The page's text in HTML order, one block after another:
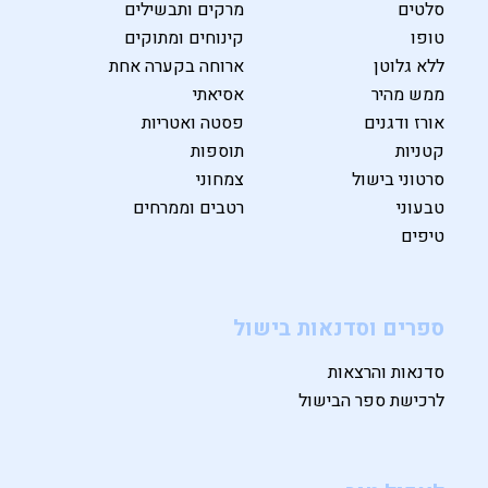
סלטים
מרקים ותבשילים
טופו
קינוחים ומתוקים
ללא גלוטן
ארוחה בקערה אחת
ממש מהיר
אסיאתי
אורז ודגנים
פסטה ואטריות
קטניות
תוספות
סרטוני בישול
צמחוני
טבעוני
רטבים וממרחים
טיפים
ספרים וסדנאות בישול
סדנאות והרצאות
לרכישת ספר הבישול